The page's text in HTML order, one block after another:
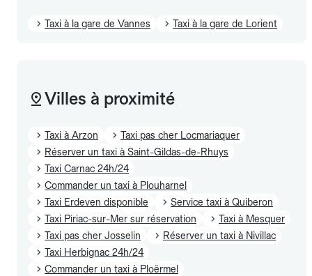
Taxi à la gare de Vannes Taxi à la gare de Lorient
Villes à proximité
Taxi à Arzon
Taxi pas cher Locmariaquer
Réserver un taxi à Saint-Gildas-de-Rhuys
Taxi Carnac 24h/24
Commander un taxi à Plouharnel
Taxi Erdeven disponible
Service taxi à Quiberon
Taxi Piriac-sur-Mer sur réservation
Taxi à Mesquer
Taxi pas cher Josselin
Réserver un taxi à Nivillac
Taxi Herbignac 24h/24
Commander un taxi à Ploërmel